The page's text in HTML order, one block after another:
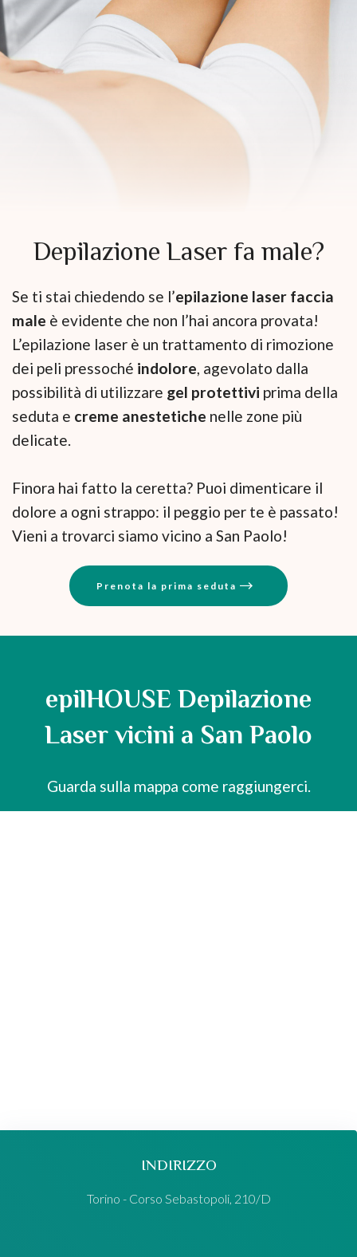
Depilazione Laser fa male?
Se ti stai chiedendo se l’epilazione laser faccia
male è evidente che non l’hai ancora provata!
L’epilazione laser è un trattamento di rimozione
dei peli pressoché indolore , agevolato dalla
possibilità di utilizzare gel protettivi prima della
seduta e creme anestetiche nelle zone più
delicate.
Finora hai fatto la ceretta? Puoi dimenticare il
dolore a ogni strappo: il peggio per te è passato!
Vieni a trovarci siamo vicino a San Paolo!
Prenota la prima seduta
epilHOUSE Depilazione
Laser vicini a San Paolo
Guarda sulla mappa come raggiungerci.
INDIRIZZO
Torino - Corso Sebastopoli, 210/D